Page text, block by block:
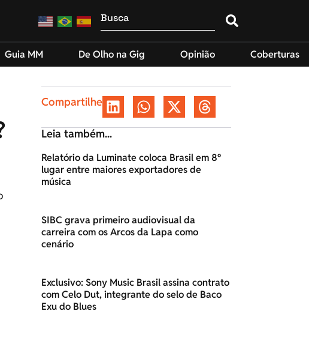
Guia MM De Olho na Gig Opinião Coberturas
Compartilhe
Leia também...
Relatório da Luminate coloca Brasil em 8º
lugar entre maiores exportadores de
música
SIBC grava primeiro audiovisual da
carreira com os Arcos da Lapa como
cenário
Exclusivo: Sony Music Brasil assina contrato
com Celo Dut, integrante do selo de Baco
Exu do Blues